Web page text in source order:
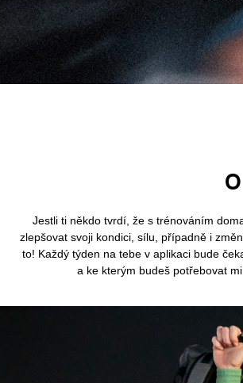
Jestli ti někdo tvrdí, že s trénováním
zlepšovat svoji kondici, sílu, případně i
to! Každý týden na tebe v aplikaci bude
a ke kterým budeš potřebovat